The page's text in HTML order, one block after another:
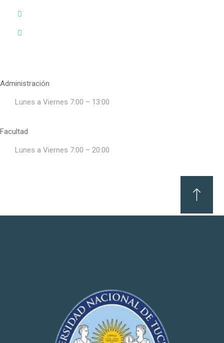
Administración
Lunes a Viernes 7:00 – 13:00
Facultad
Lunes a Viernes 7:00 – 20:00